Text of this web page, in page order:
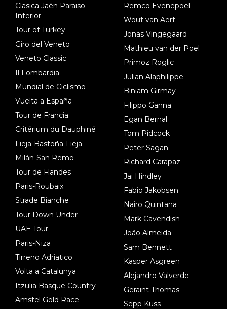
Clasica Jaén Paraiso
Interior
Tour of Turkey
Giro del Veneto
Veneto Classic
Il Lombardia
Mundial de Ciclismo
Vuelta a España
Tour de Francia
Critérium du Dauphiné
Lieja-Bastoña-Lieja
Milán-San Remo
Tour de Flandes
Paris-Roubaix
Strade Bianche
Tour Down Under
UAE Tour
Paris-Niza
Tirreno Adriatico
Volta a Catalunya
Itzulia Basque Country
Amstel Gold Race
Remco Evenepoel
Wout van Aert
Jonas Vingegaard
Mathieu van der Poel
Primoz Roglic
Julian Alaphilippe
Biniam Girmay
Filippo Ganna
Egan Bernal
Tom Pidcock
Peter Sagan
Richard Carapaz
Jai Hindley
Fabio Jakobsen
Nairo Quintana
Mark Cavendish
João Almeida
Sam Bennett
Kasper Asgreen
Alejandro Valverde
Geraint Thomas
Sepp Kuss